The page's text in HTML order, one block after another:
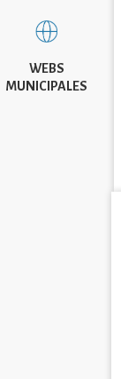
WEBS
MUNICIPALES